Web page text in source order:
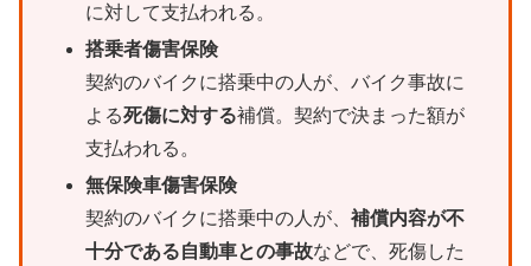
に対して支払われる。
搭乗者傷害保険
契約のバイクに搭乗中の人が、バイク事故に
よる死傷に対する補償。契約で決まった額が
支払われる。
無保険車傷害保険
契約のバイクに搭乗中の人が、補償内容が不
十分である自動車との事故などで、死傷した